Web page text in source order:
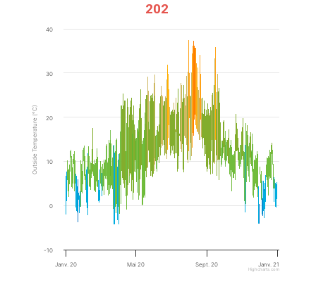
2020
Outside Temperature (°C)
Janv. 20 Mai 20 Sept. 20 Janv. 21
-10
0
10
20
30
40
Highcharts.com